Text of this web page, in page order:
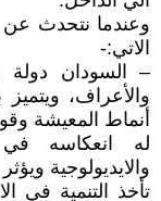
وعندما نتحدث عن
الاتي:-
– السودان دولة
والأعراف،
أنماط المعيشة
له انعكاسه في
والايديولوجية
تأخذ التنمية في